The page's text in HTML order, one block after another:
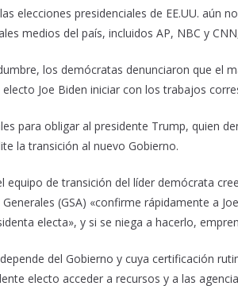
elecciones presidenciales de EE.UU. aún
medios del país, incluidos AP, NBC y
los demócratas denunciaron que el
Joe Biden iniciar con los trabajos
para obligar al presidente Trump, quien
la transición al nuevo Gobierno.
equipo de transición del líder demócrata
(GSA) «confirme rápidamente a
electa», y si se niega a hacerlo,
del Gobierno y cuya certificación
electo acceder a recursos y a las